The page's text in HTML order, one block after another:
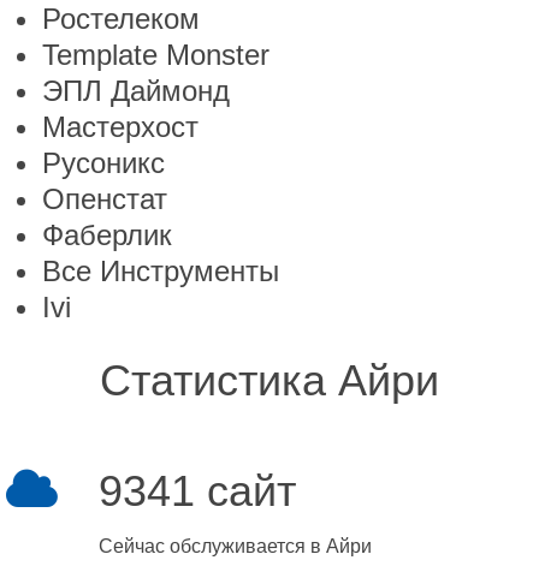
Ростелеком
Template Monster
ЭПЛ Даймонд
Мастерхост
Русоникс
Опенстат
Фаберлик
Все Инструменты
Ivi
Статистика Айри
9341 сайт
Сейчас обслуживается в Айри